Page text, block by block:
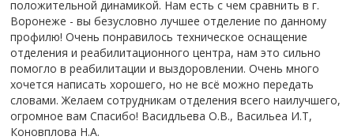
положительной динамикой. Нам есть с чем сравнить в г.
Воронеже - вы безусловно лучшее отделение по данному
профилю! Очень понравилось техническое оснащение
отделения и реабилитационного центра, нам это сильно
помогло в реабилитации и выздоровлении. Очень много
хочется написать хорошего, но не всё можно передать
словами. Желаем сотрудникам отделения всего наилучшего,
огромное вам Спасибо! Васидльева О.В., Васильеа И.Т,
Коновплова Н.А.